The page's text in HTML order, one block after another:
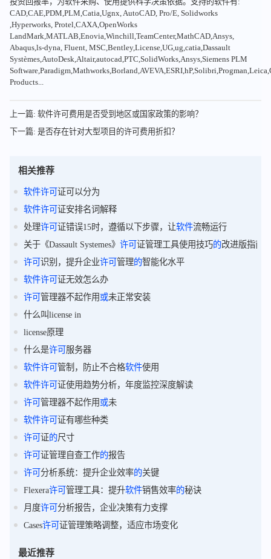
CAD,CAE,PDM,PLM,Catia,Ugnx, AutoCAD, Pro/E, Solidworks
,Hyperworks, Protel,CAXA,OpenWorks
LandMark,MATLAB,Enovia,Winchill,TeamCenter,MathCAD,Ansys,
Abaqus,ls-dyna, Fluent, MSC,Bentley,License,UG,ug,catia,Dassault
Systèmes,AutoDesk,Altair,autocad,PTC,SolidWorks,Ansys,Siemens PLM
Products...
上一篇: 软件许可费用是否受到地区或国家政策的影响？
下一篇: 是否存在针对大型项目的许可费用折扣？
相关推荐
软件许可 证可以分为
软件许可 证安排名词解释
处理许可 证错误15时，遵循以下步骤，让软件流畅运行
关于《Dassault Systemes》 许可 证管理工具使用技巧的改进版指南
许可 识别，提升企业许可 管理的智能化水平
软件许可 证无效怎么办
许可 管理器不起作用或未正常安装
什么叫license in
license原理
什么是许可 服务器
软件许可 管制，防止不合格软件使用
软件许可 证使用趋势分析，年度监控深度解读
许可 管理器不起作用或未
软件许可 证有哪些种类
许可 证的尺寸
许可 证管理自查工作的报告
许可 分析系统：提升企业效率的关键
Flexera许可 管理工具：提升软件销售效率的秘诀
月度许可 分析报告，企业决策有力支撑
Cases许可 证管理策略调整，适应市场变化
最近推荐